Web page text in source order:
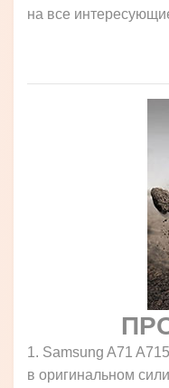
на все
1. Samsung A71
в оригинальном